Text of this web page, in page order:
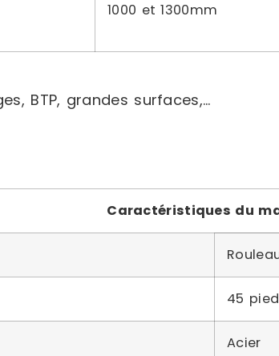
1000 et 1300mm
BTP, grandes surfaces,…
Caractéristiques du
45
Acier